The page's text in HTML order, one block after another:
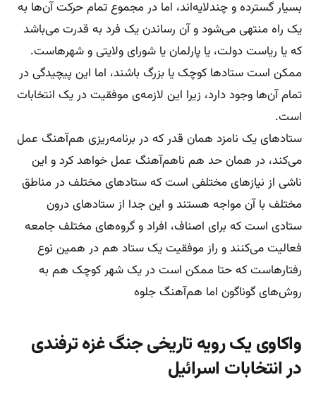
بسیار گسترده و چند‌لایه‌اند، اما در مجموع تمام حرکت آن‌ها به
یک راه منتهی می‌شود و آن رساندن یک فرد به قدرت می‌باشد
که یا ریاست دولت، یا پارلمان ‌یا شورای ولایتی و شهرهاست.
ممکن است ستادها کوچک یا بزرگ باشند، اما این پیچیدگی در
تمام آن‌ها وجود دارد، زیرا این لازمه‌ی موفقیت در یک انتخابات
است.
ستادهای یک نامزد همان قدر که در برنامه‌ریزی هم‌آهنگ عمل
می‌کند، در همان حد هم ناهم‌آهنگ عمل خواهد کرد و این
ناشی از نیازهای مختلفی است که ستادهای مختلف در مناطق
مختلف با آن مواجه هستند و این جدا از ستادهای درون
ستادی است که برای اصناف، افراد و گروه‌های مختلف جامعه
فعالیت می‌کنند و راز موفقیت یک ستاد هم در همین نوع
رفتارهاست که حتا ممکن است در یک شهر کوچک هم به
روش‌های گوناگون اما هم‌آهنگ جلوه
واکاوی یک رویه تاریخی جنگ غزه ترفندی
در انتخابات اسرائیل